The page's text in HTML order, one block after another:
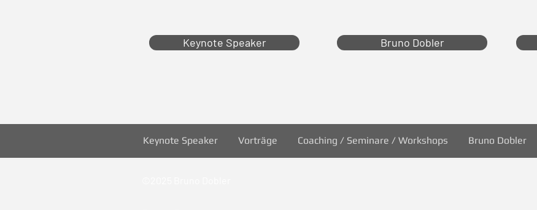
Keynote Speaker Bruno Dobler
Keynote Speaker Vorträge Coaching / Seminare / Workshops Bruno Dobler